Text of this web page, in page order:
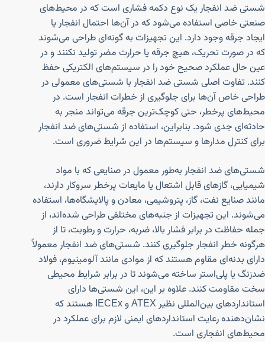
شستی ضد انفجار یک نوع دکمه فشاری است که در محیط‌های
صنعتی خاصی استفاده می‌شود که در آن‌ها احتمال انفجار یا
ایجاد جرقه وجود دارد. این تجهیزات به گونه‌ای طراحی می‌شوند
که در صورت تحریک، هیچ جرقه یا حرارت مضر تولید نکنند و در
عین حال عملکرد صحیح خود را در سیستم‌های الکتریکی حفظ
کنند. تفاوت اصلی شستی ضد انفجار با شستی‌های معمولی در
طراحی خاص آن‌ها برای جلوگیری از خطرات انفجار است. در
محیط‌های پرخطر، حتی کوچک‌ترین جرقه می‌تواند منجر به
حادثه‌ای جدی شود. بنابراین، استفاده از شستی‌های ضد انفجار
برای کنترل مدارها و سیستم‌ها در این شرایط ضروری است.
شستی‌های ضد انفجار به‌طور معمول در صنایعی که با مواد
شیمیایی، گازهای قابل اشتعال یا مایعات پرخطر سروکار دارند،
مانند صنایع نفت، گاز، پتروشیمی، معادن و پالایشگاه‌ها، استفاده
می‌شوند. این تجهیزات از جنبه‌های مختلفی طراحی شده‌اند، از
جمله حفاظت در برابر فشار بالا، ضربه، حرارت و رطوبت، تا از
هرگونه خطر انفجار جلوگیری کنند. شستی‌های ضد انفجار معمولاً
دارای بدنه‌ای مقاوم هستند که از موادی مانند آلومینیوم، فولاد
ضدزنگ یا پلی‌استر ساخته می‌شوند تا در برابر شرایط محیطی
سخت مقاومت کنند. علاوه بر این، این شستی‌ها دارای
استانداردهای بین‌المللی نظیر ATEX و IECEx هستند که
نشان‌دهنده رعایت استانداردهای ایمنی لازم برای عملکرد در
محیط‌های انفجاری است.